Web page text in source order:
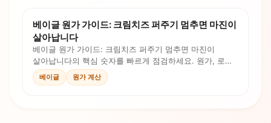
베이글 원가 가이드: 크림치즈 퍼주기 멈추면 마진이
살아납니다
베이글 원가 가이드: 크림치즈 퍼주기 멈추면 마진이
살아납니다의 핵심 숫자를 빠르게 점검하세요. 원가, 로스,
인건비, 판매가를 계산식과 체크리스트로 확인합니다.
베이글 원가 계산